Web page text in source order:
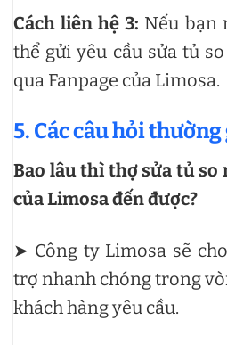
Cách liên hệ 3: Nếu bạn
thể gửi yêu cầu sửa tủ
qua Fanpage của Limosa.
5. Các câu hỏi thường
Bao lâu thì thợ sửa tủ so
của Limosa đến được?
➤ Công ty Limosa sẽ
trợ nhanh chóng trong
khách hàng yêu cầu.